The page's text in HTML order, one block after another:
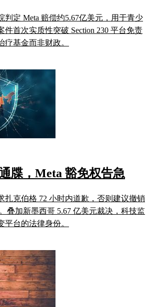
判定 Meta 赔偿约5.67亿美元，用于青少
件首次实质性突破 Section 230 平台免责
疗基金而非财政。
牒，Meta 豁免权告急
扎克伯格 72 小时内道歉，否则建议撤销
叠加新墨西哥 5.67 亿美元裁决，科技监
平台的法律身份。